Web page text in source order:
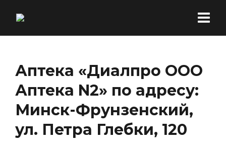
Аптека «Диалпро ООО
Аптека N2» по адресу:
Минск-Фрунзенский,
ул. Петра Глебки, 120